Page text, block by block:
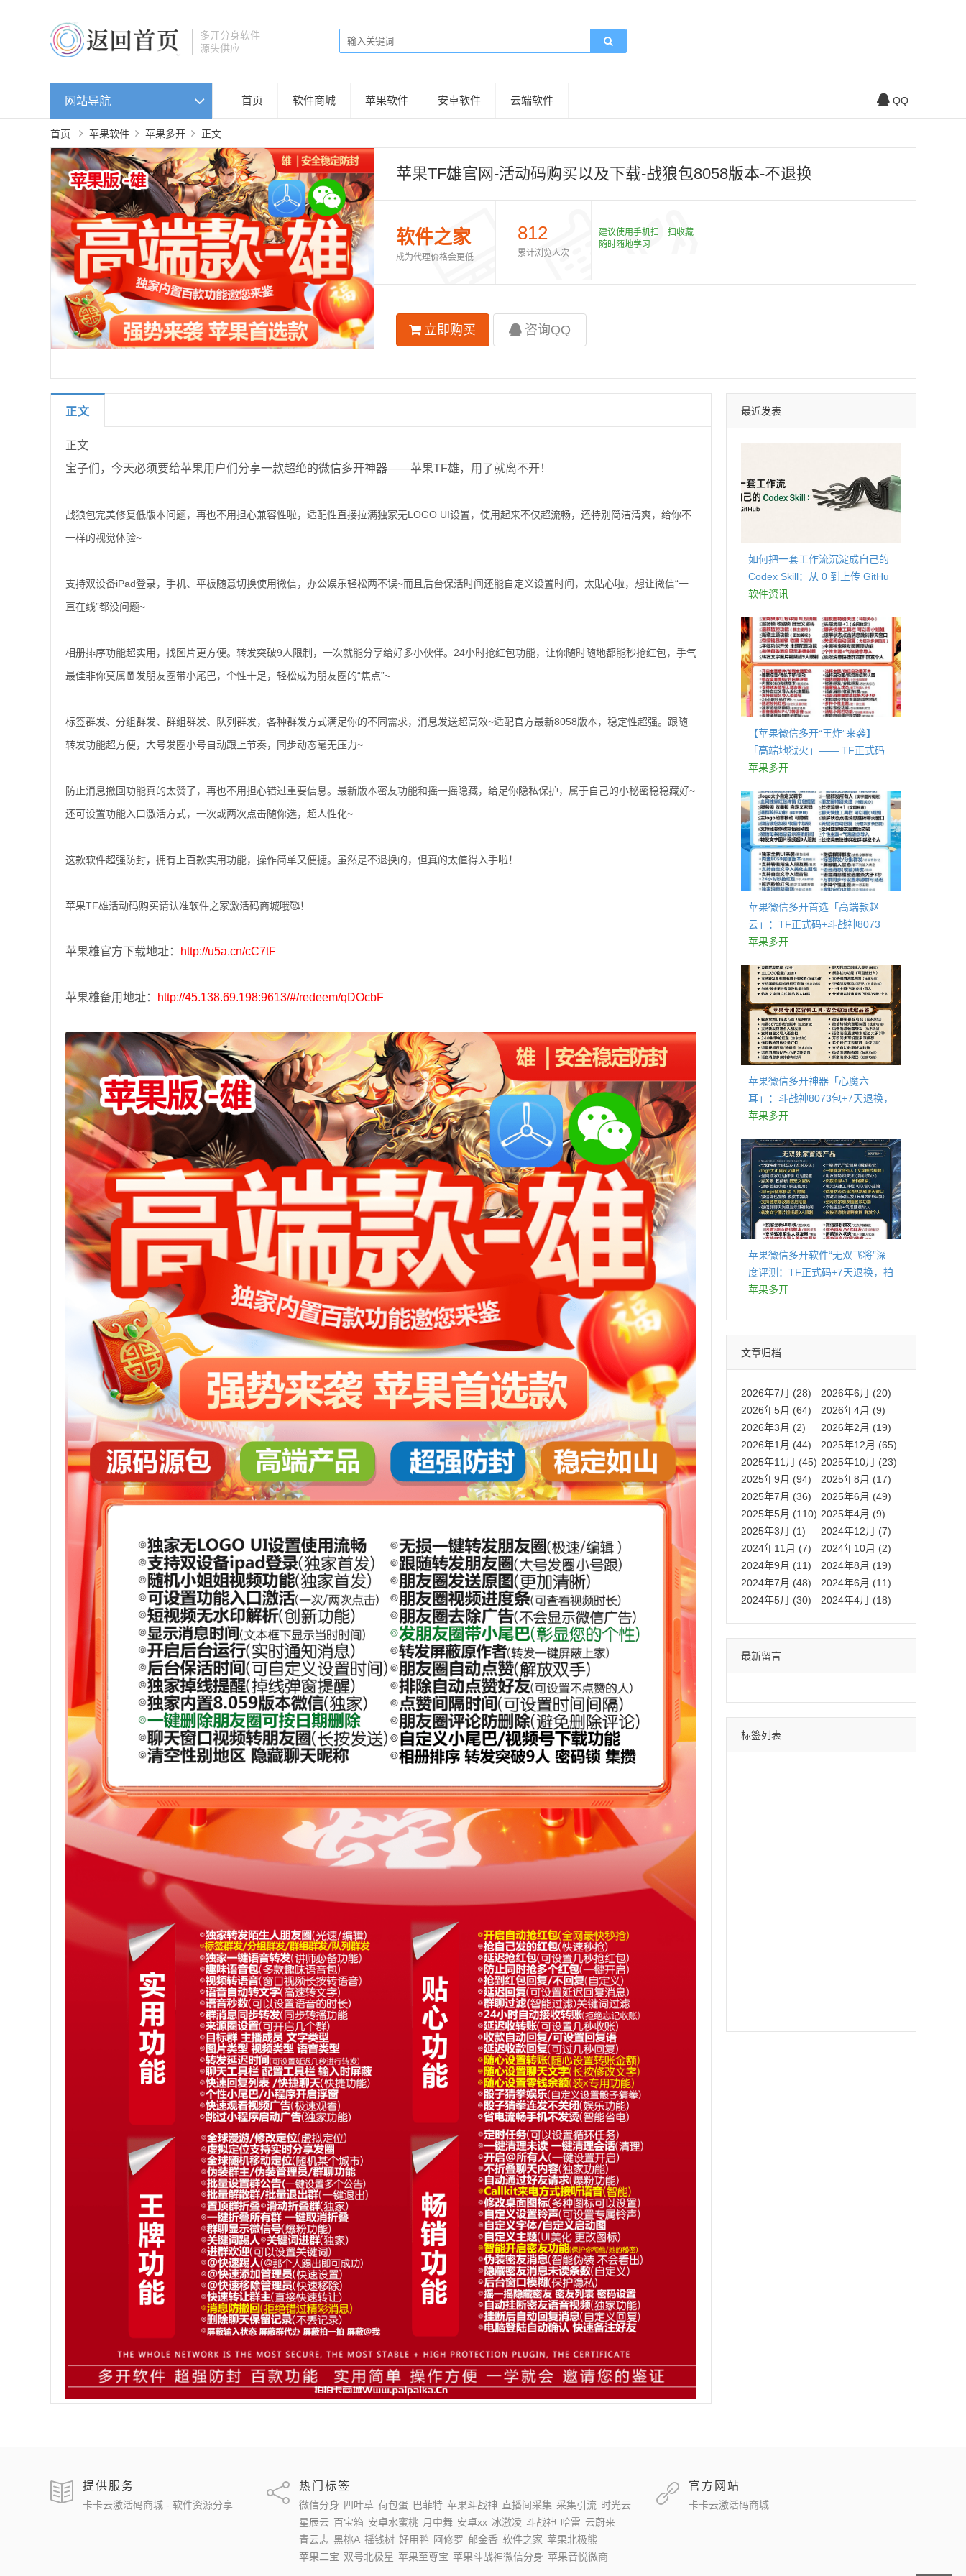
多开分身软件
源头供应
网站导航 首页 软件商城 苹果软件 安卓软件 云端软件 QQ
首页 苹果软件 苹果多开 正文
苹果TF雄官网-活动码购买以及下载-战狼包8058版本-不退换
软件之家
成为代理价格会更低
812
累计浏览人次
建议使用手机扫一扫收藏
随时随地学习
立即购买 咨询QQ
正文
正文
宝子们，今天必须要给苹果用户们分享一款超绝的微信多开神器——苹果TF雄，用了就离不开！
战狼包完美修复低版本问题，再也不用担心兼容性啦，适配性直接拉满独家无LOGO UI设置，使用起来不仅超流畅，还特别简洁清爽，给你不
一样的视觉体验~
支持双设备iPad登录，手机、平板随意切换使用微信，办公娱乐轻松两不误~而且后台保活时间还能自定义设置时间，太贴心啦，想让微信“一
直在线”都没问题~
相册排序功能超实用，找图片更方便。转发突破9人限制，一次就能分享给好多小伙伴。24小时抢红包功能，让你随时随地都能秒抢红包，手气
最佳非你莫属🧧发朋友圈带小尾巴，个性十足，轻松成为朋友圈的“焦点”~
标签群发、分组群发、群组群发、队列群发，各种群发方式满足你的不同需求，消息发送超高效~适配官方最新8058版本，稳定性超强。跟随
转发功能超方便，大号发圈小号自动跟上节奏，同步动态毫无压力~
️防止消息撤回功能真的太赞了，再也不用担心错过重要信息。最新版本密友功能和摇一摇隐藏，给足你隐私保护，属于自己的小秘密稳稳藏好~
还可设置功能入口激活方式，一次或两次点击随你选，超人性化~
这款软件超强防封，拥有上百款实用功能，操作简单又便捷。虽然是不退换的，但真的太值得入手啦！
苹果TF雄活动码购买请认准软件之家激活码商城哦🥰！
苹果雄官方下载地址： http://u5a.cn/cC7tF
苹果雄备用地址： http://45.138.69.198:9613/#/redeem/qDOcbF
最近发表
如何把一套工作流沉淀成自己的
Codex Skill：从 0 到上传 GitHu
b
软件资讯
【苹果微信多开“王炸”来袭】
「高端地狱火」—— TF正式码
+斗战神8073包，7天退换，安全
苹果多开
苹果微信多开首选「高端款赵
云」：TF正式码+斗战神8073
包，7天退换认准拍拍卡激活码
苹果多开
苹果微信多开神器「心魔六
耳」：斗战神8073包+7天退换，
认准拍拍卡激活码商城
苹果多开
苹果微信多开软件“无双飞将”深
度评测：TF正式码+7天退换，拍
拍卡激活码商城正品保障
苹果多开
文章归档
2026年7月 (28)
2026年6月 (20)
2026年5月 (64)
2026年4月 (9)
2026年3月 (2)
2026年2月 (19)
2026年1月 (44)
2025年12月 (65)
2025年11月 (45) 2025年10月 (23)
2025年9月 (94)
2025年8月 (17)
2025年7月 (36)
2025年6月 (49)
2025年5月 (110) 2025年4月 (9)
2025年3月 (1)
2024年12月 (7)
2024年11月 (7)
2024年10月 (2)
2024年9月 (11)
2024年8月 (19)
2024年7月 (48)
2024年6月 (11)
2024年5月 (30)
2024年4月 (18)
最新留言
标签列表
提供服务
卡卡云激活码商城 - 软件资源分享
热门标签
微信分身 四叶草 荷包蛋 巴菲特 苹果斗战神 直播间采集 采集引流 时光云
星辰云 百宝箱 安卓水蜜桃 月中舞 安卓xx 冰激凌 斗战神 哈雷 云蔚来
青云志 黑桃A 摇钱树 好用鸭 阿修罗 郁金香 软件之家 苹果北极熊
苹果二宝 双号北极星 苹果至尊宝 苹果斗战神微信分身 苹果音悦微商
官方网站
卡卡云激活码商城